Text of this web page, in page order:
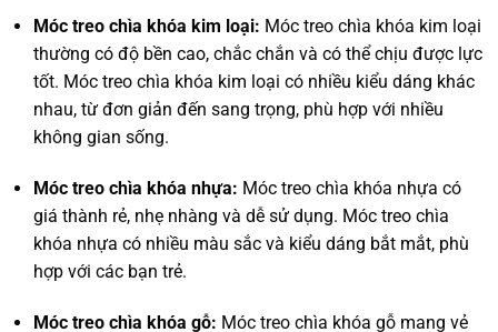
Móc treo chìa khóa kim loại: Móc treo chìa khóa kim loại
thường có độ bền cao, chắc chắn và có thể chịu được lực
tốt. Móc treo chìa khóa kim loại có nhiều kiểu dáng khác
nhau, từ đơn giản đến sang trọng, phù hợp với nhiều
không gian sống.
Móc treo chìa khóa nhựa: Móc treo chìa khóa nhựa có
giá thành rẻ, nhẹ nhàng và dễ sử dụng. Móc treo chìa
khóa nhựa có nhiều màu sắc và kiểu dáng bắt mắt, phù
hợp với các bạn trẻ.
Móc treo chìa khóa gỗ: Móc treo chìa khóa gỗ mang vẻ